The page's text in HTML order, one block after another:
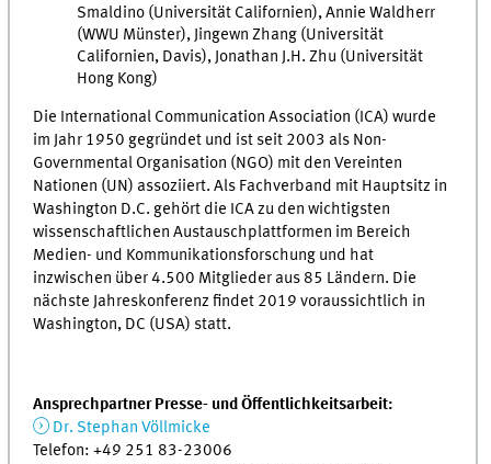
Smaldino (Universität Californien), Annie Waldherr
(WWU Münster), Jingewn Zhang (Universität
Californien, Davis), Jonathan J.H. Zhu (Universität
Hong Kong)
Die International Communication Association (ICA) wurde
im Jahr 1950 gegründet und ist seit 2003 als Non-
Governmental Organisation (NGO) mit den Vereinten
Nationen (UN) assoziiert. Als Fachverband mit Hauptsitz in
Washington D.C. gehört die ICA zu den wichtigsten
wissenschaftlichen Austauschplattformen im Bereich
Medien- und Kommunikationsforschung und hat
inzwischen über 4.500 Mitglieder aus 85 Ländern. Die
nächste Jahreskonferenz findet 2019 voraussichtlich in
Washington, DC (USA) statt.
Ansprechpartner Presse- und Öffentlichkeitsarbeit:
Dr. Stephan Völlmicke
Telefon: +49 251 83-23006